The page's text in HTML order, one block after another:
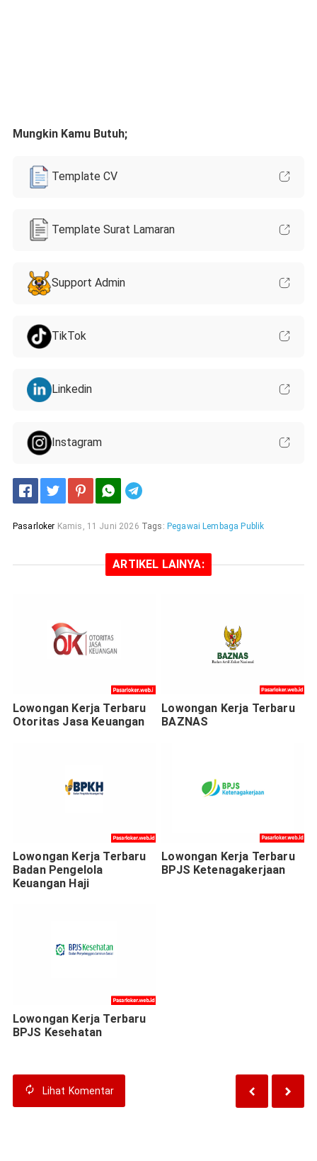
Mungkin Kamu Butuh;
Template CV
Template Surat Lamaran
Support Admin
TikTok
Linkedin
Instagram
Pasarloker Kamis, 11 Juni 2026 Tags: Pegawai Lembaga Publik
ARTIKEL LAINYA:
Lowongan Kerja Terbaru
Otoritas Jasa Keuangan
Lowongan Kerja Terbaru
BAZNAS
Lowongan Kerja Terbaru
Badan Pengelola
Keuangan Haji
Lowongan Kerja Terbaru
BPJS Ketenagakerjaan
Lowongan Kerja Terbaru
BPJS Kesehatan
Lihat Komentar